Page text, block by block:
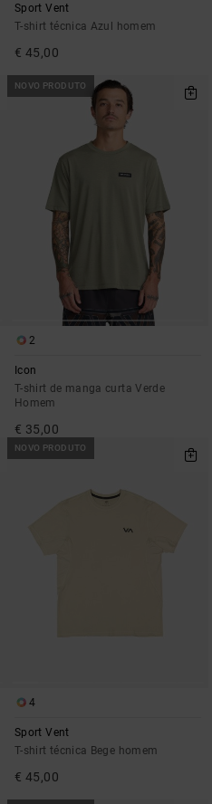
Sport Vent
T-shirt técnica Azul homem
€ 45,00
NOVO PRODUTO
2
Icon
T-shirt de manga curta Verde
Homem
€ 35,00
NOVO PRODUTO
4
Sport Vent
T-shirt técnica Bege homem
€ 45,00